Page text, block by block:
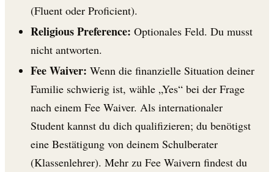
(Fluent oder Proficient).
Religious Preference: Optionales Feld. Du musst
nicht antworten.
Fee Waiver: Wenn die finanzielle Situation deiner
Familie schwierig ist, wähle „Yes“ bei der Frage
nach einem Fee Waiver. Als internationaler
Student kannst du dich qualifizieren; du benötigst
eine Bestätigung von deinem Schulberater
(Klassenlehrer). Mehr zu Fee Waivern findest du